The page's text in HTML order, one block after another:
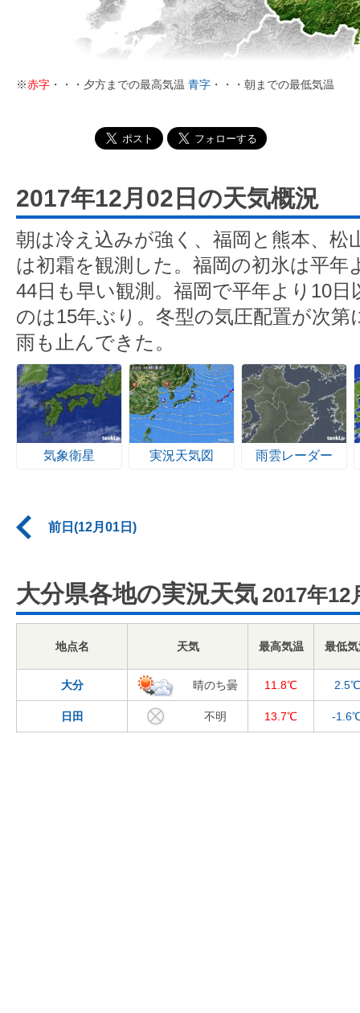
※赤字 ・・・夕方までの最高気温 青字 ・・・朝までの最低気温
2017年12月02日の天気概況
朝は冷え込みが強く、福岡と熊本、松
は初霜を観測した。福岡の初氷は平年
44日も早い観測。福岡で平年より10
のは15年ぶり。冬型の気圧配置が次第
雨も止んできた。
気象衛星 実況天気図 雨雲レーダー
前日(12月01日)
大分県各地の実況天気 2017年12
地点名 天気 最高気温 最低
大分 晴のち曇 11.8℃ 2.5℃
日田 不明 13.7℃ -